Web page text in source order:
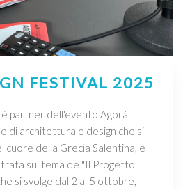
FESTIVAL 2025
è partner dell'evento Agorà
di architettura e design che si
cuore della Grecìa Salentina, e
sul tema de "Il Progetto
si svolge dal 2 al 5 ottobre,